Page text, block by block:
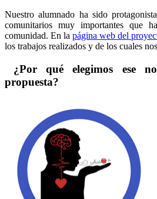
Nuestro alumnado ha sido
comunitarios muy importantes que
comunidad. En la página web del
los trabajos realizados y de los cuales
¿Por qué elegimos ese
propuesta?